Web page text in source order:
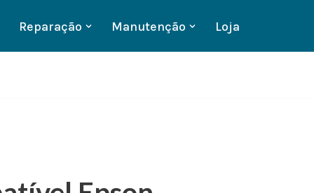
Reparação Manutenção Loja